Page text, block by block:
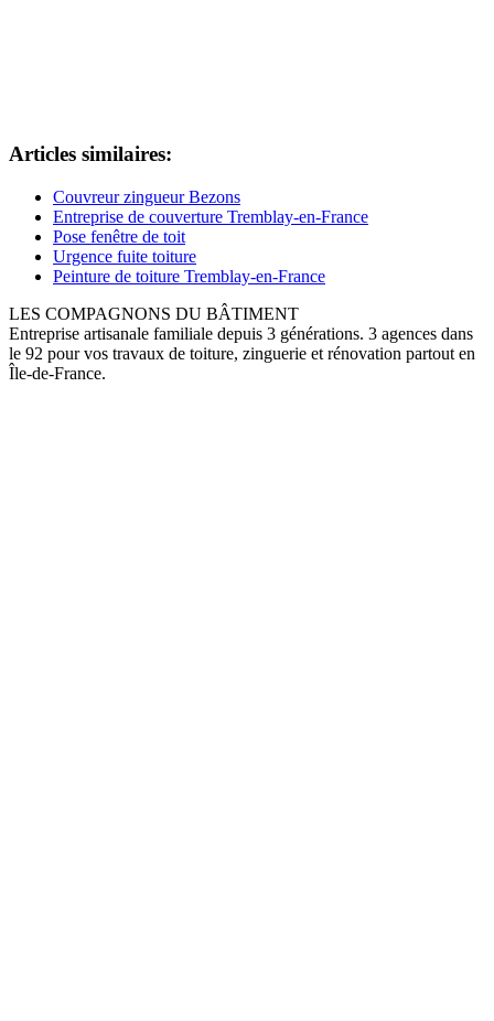
Articles similaires:
Couvreur zingueur Bezons
Entreprise de couverture Tremblay-en-France
Pose fenêtre de toit
Urgence fuite toiture
Peinture de toiture Tremblay-en-France
LES COMPAGNONS DU BÂTIMENT
Entreprise artisanale familiale depuis 3 générations. 3 agences dans
le 92 pour vos travaux de toiture, zinguerie et rénovation partout en
Île-de-France.